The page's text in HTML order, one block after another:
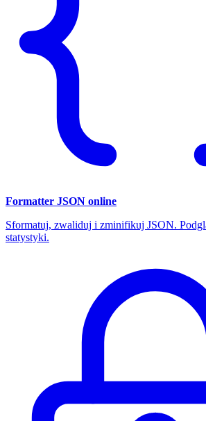
Formatter JSON online
Sformatuj, zwaliduj i zminifikuj JSON.
statystyki.